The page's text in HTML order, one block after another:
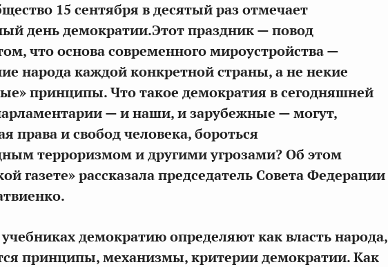
15 сентября в десятый раз отмечает
день демократии.Этот праздник — повод
что основа современного мироустройства —
народа каждой конкретной страны, а не некие
принципы. Что такое демократия в сегодняшней
— и наши, и зарубежные — могут,
права и свобод человека, бороться
терроризмом и другими угрозами? Об этом
газете» рассказала председатель Совета Федерации
демократию определяют как власть народа,
принципы, механизмы, критерии демократии. Как